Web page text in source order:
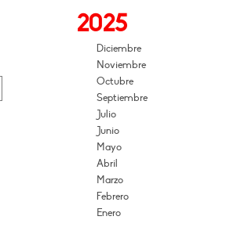
2025
Diciembre
Noviembre
Octubre
Septiembre
Julio
Junio
Mayo
Abril
Marzo
Febrero
Enero